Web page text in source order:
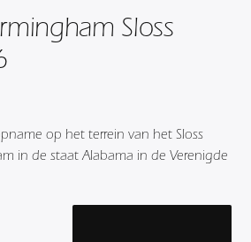
Sloss
op het terrein van het Sloss
in de staat Alabama in de Verenigde